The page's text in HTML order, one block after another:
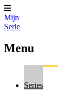
Mijn
Serie
Menu
Series